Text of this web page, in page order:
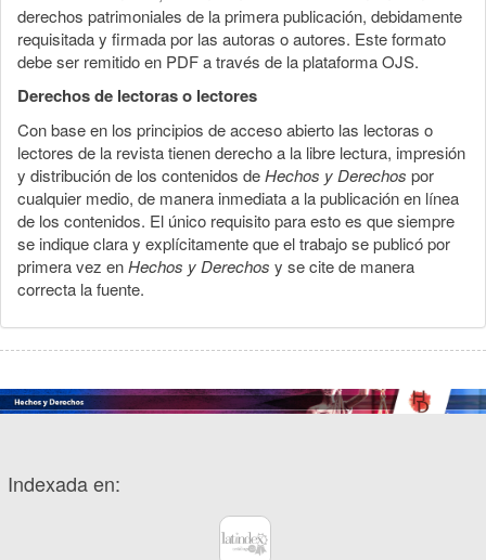
derechos patrimoniales de la primera publicación, debidamente
requisitada y firmada por las autoras o autores. Este formato
debe ser remitido en PDF a través de la plataforma OJS.
Derechos de lectoras o lectores
Con base en los principios de acceso abierto las lectoras o
lectores de la revista tienen derecho a la libre lectura, impresión
y distribución de los contenidos deHechos y Derechos por
cualquier medio, de manera inmediata a la publicación en línea
de los contenidos. El único requisito para esto es que siempre
se indique clara y explícitamente que el trabajo se publicó por
primera vez enHechos y Derechos y se cite de manera
correcta la fuente.
Indexada en: